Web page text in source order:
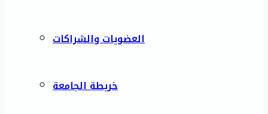
العضويات والشراكات
خريطة الجامعة